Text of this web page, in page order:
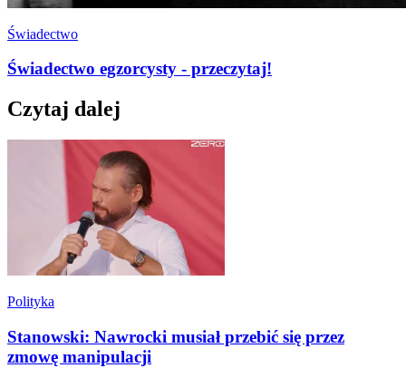
Świadectwo
Świadectwo egzorcysty - przeczytaj!
Czytaj dalej
Polityka
Stanowski: Nawrocki musiał przebić się przez
zmowę manipulacji